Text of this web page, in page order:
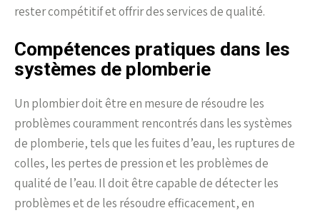
rester compétitif et offrir des services de qualité.
Compétences pratiques dans les
systèmes de plomberie
Un plombier doit être en mesure de résoudre les
problèmes couramment rencontrés dans les systèmes
de plomberie, tels que les fuites d’eau, les ruptures de
colles, les pertes de pression et les problèmes de
qualité de l’eau. Il doit être capable de détecter les
problèmes et de les résoudre efficacement, en